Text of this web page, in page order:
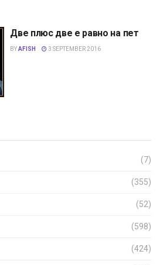
Две плюс две е равно на пет
BYAFISH 3 SEPTEMBER 2016
(7)
(355)
(52)
(598)
(424)